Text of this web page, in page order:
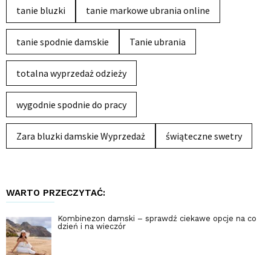
tanie bluzki tanie markowe ubrania online
tanie spodnie damskie Tanie ubrania
totalna wyprzedaż odzieży
wygodnie spodnie do pracy
Zara bluzki damskie Wyprzedaż świąteczne swetry
WARTO PRZECZYTAĆ:
Kombinezon damski – sprawdź ciekawe opcje na co
dzień i na wieczór